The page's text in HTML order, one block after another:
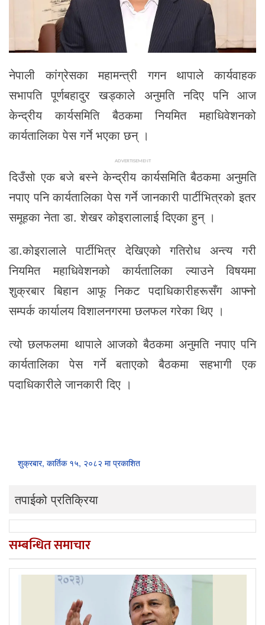
नेपाली कांग्रेसका महामन्त्री गगन थापाले कार्यवाहक
सभापति पूर्णबहादुर खड्काले अनुमति नदिए पनि आज
केन्द्रीय कार्यसमिति बैठकमा नियमित महाधिवेशनको
कार्यतालिका पेस गर्ने भएका छन् ।
ADVERTISEMENT
दिउँसो एक बजे बस्ने केन्द्रीय कार्यसमिति बैठकमा अनुमति
नपाए पनि कार्यतालिका पेस गर्ने जानकारी पार्टीभित्रको इतर
समूहका नेता डा. शेखर कोइरालालाई दिएका हुन् ।
डा.कोइरालाले पार्टीभित्र देखिएको गतिरोध अन्त्य गरी
नियमित महाधिवेशनको कार्यतालिका ल्याउने विषयमा
शुक्रबार बिहान आफू निकट पदाधिकारीहरूसँग आफ्नो
सम्पर्क कार्यालय विशालनगरमा छलफल गरेका थिए ।
त्यो छलफलमा थापाले आजको बैठकमा अनुमति नपाए पनि
कार्यतालिका पेस गर्ने बताएको बैठकमा सहभागी एक
पदाधिकारीले जानकारी दिए ।
शुक्रबार, कार्तिक १५, २०८२ मा प्रकाशित
तपाईको प्रतिक्रिया
सम्बन्धित समाचार